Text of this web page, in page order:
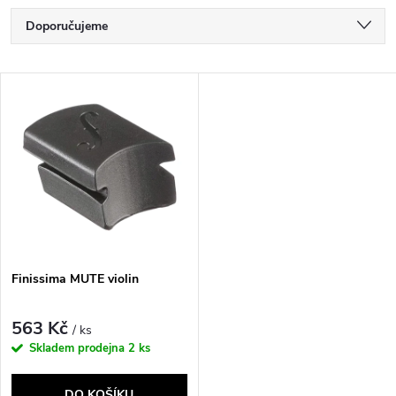
Ř
a
z
e
p
r
o
Doporučujeme
Nejprodávanější
Abecedně
ý
s
p
r
Finissima MUTE violin
563 Kč/ ks
Skladem prodejna 2 ks